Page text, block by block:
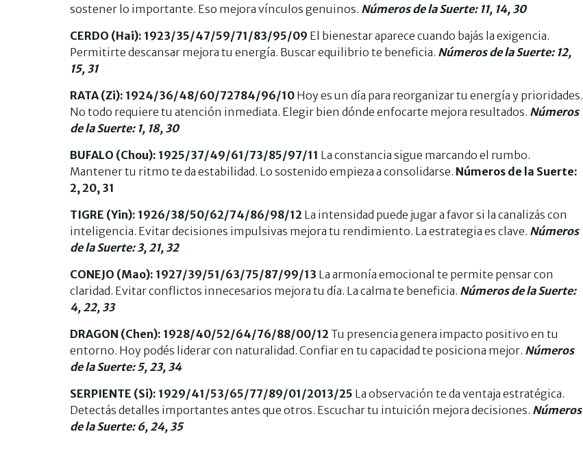
sostener lo importante. Eso mejora vínculos genuinos. Números de la Suerte: 11, 14, 30
CERDO (Hai): 1923/35/47/59/71/83/95/09 El bienestar aparece cuando bajás la exigencia.
Permitirte descansar mejora tu energía. Buscar equilibrio te beneficia. Números de la Suerte: 12,
15, 31
RATA (Zi): 1924/36/48/60/72784/96/10 Hoy es un día para reorganizar tu energía y prioridades.
No todo requiere tu atención inmediata. Elegir bien dónde enfocarte mejora resultados. Números
de la Suerte: 1, 18, 30
BUFALO (Chou): 1925/37/49/61/73/85/97/11 La constancia sigue marcando el rumbo.
Mantener tu ritmo te da estabilidad. Lo sostenido empieza a consolidarse. Números de la Suerte:
2, 20, 31
TIGRE (Yin): 1926/38/50/62/74/86/98/12 La intensidad puede jugar a favor si la canalizás con
inteligencia. Evitar decisiones impulsivas mejora tu rendimiento. La estrategia es clave. Números
de la Suerte: 3, 21, 32
CONEJO (Mao): 1927/39/51/63/75/87/99/13 La armonía emocional te permite pensar con
claridad. Evitar conflictos innecesarios mejora tu día. La calma te beneficia. Números de la Suerte:
4, 22, 33
DRAGON (Chen): 1928/40/52/64/76/88/00/12 Tu presencia genera impacto positivo en tu
entorno. Hoy podés liderar con naturalidad. Confiar en tu capacidad te posiciona mejor. Números
de la Suerte: 5, 23, 34
SERPIENTE (Si): 1929/41/53/65/77/89/01/2013/25 La observación te da ventaja estratégica.
Detectás detalles importantes antes que otros. Escuchar tu intuición mejora decisiones. Números
de la Suerte: 6, 24, 35